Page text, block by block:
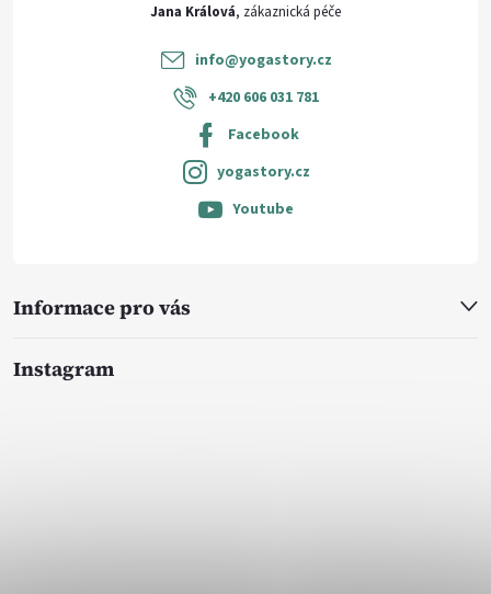
Jana Králová
info@yogastory.cz
+420 606 031 781
Facebook
yogastory.cz
Youtube
Informace pro vás
Instagram